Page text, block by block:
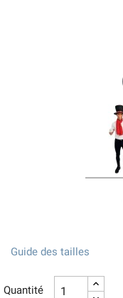
Guide des tailles
Quantité